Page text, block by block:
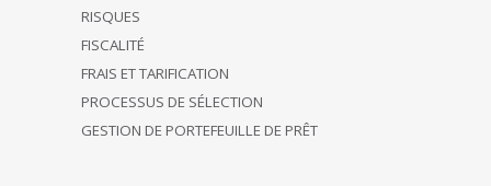
RISQUES
FISCALITÉ
FRAIS ET TARIFICATION
PROCESSUS DE SÉLECTION
GESTION DE PORTEFEUILLE DE PRÊT